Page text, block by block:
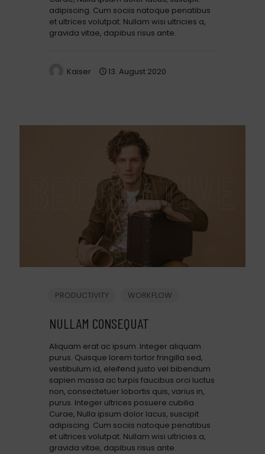
adipiscing. Cum sociis natoque penatibus
et ultrices volutpat. Nullam wisi ultricies a,
gravida vitae, dapibus risus ante.
Kaiser 13. August 2020
PRODUCTIVITY WORKFLOW
NULLAM CONSEQUAT
Aliquam erat ac ipsum. Integer aliquam
purus. Quisque lorem tortor fringilla sed,
vestibulum id, eleifend justo vel bibendum
sapien massa ac turpis faucibus orci luctus
non, consectetuer lobortis quis, varius in,
purus. Integer ultrices posuere cubilia
Curae, Nulla ipsum dolor lacus, suscipit
adipiscing. Cum sociis natoque penatibus
et ultrices volutpat. Nullam wisi ultricies a,
gravida vitae, dapibus risus ante.